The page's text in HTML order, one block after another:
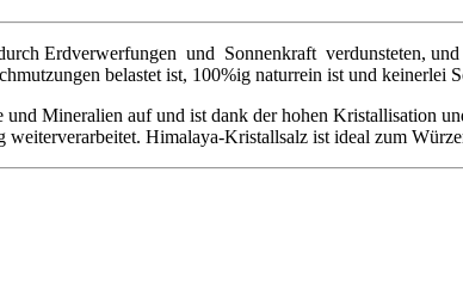
Erdverwerfungen und Sonnenkraft verdunsteten, und
belastet ist, 100%ig naturrein ist und keinerlei
und Mineralien auf und ist dank der hohen Kristallisation
Himalaya-Kristallsalz ist ideal zum